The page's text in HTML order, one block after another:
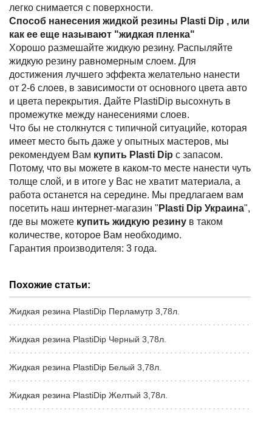
легко снимается с поверхности.
Способ нанесения жидкой резины Plasti Dip , или
как ее еще называют "жидкая пленка"
Хорошо размешайте жидкую резину. Распыляйте
жидкую резину равномерным слоем. Для
достижения лучшего эффекта желательно нанести
от 2-6 слоев, в зависимости от основного цвета авто
и цвета перекрытия. Дайте PlastiDip высохнуть в
промежутке между нанесениями слоев.
Что бы не столкнутся с типичной ситуацийе, которая
имеет место быть даже у опытных мастеров, мы
рекомендуем Вам купить Plasti Dip с запасом.
Потому, что вы можете в каком-то месте нанести чуть
толще слой, и в итоге у Вас не хватит материала, а
работа останется на середине. Мы предлагаем вам
посетить наш интернет-магазин " Plasti Dip Украина",
где вы можете купить жидкую резину в таком
количестве, которое Вам необходимо.
Гарантия производителя: 3 года.
Похожие статьи:
Жидкая резина PlastiDip Перламутр 3,78л.
Жидкая резина PlastiDip Черный 3,78л.
Жидкая резина PlastiDip Белый 3,78л.
Жидкая резина PlastiDip Желтый 3,78л.